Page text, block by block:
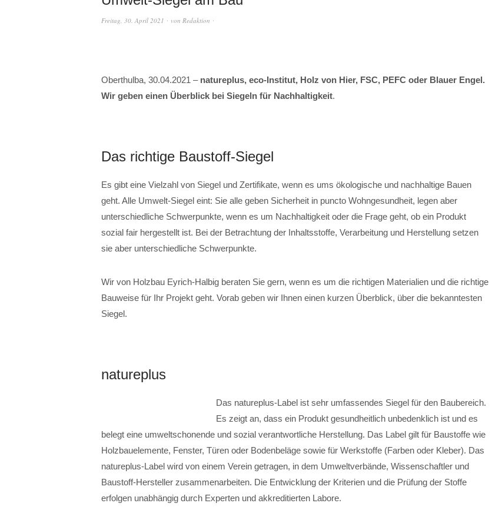
Freitag, 30. April 2021 von Redaktion
Oberthulba, 30.04.2021 – natureplus, eco-Institut, Holz von Hier, FSC, PEFC oder Blauer Engel.
Wir geben einen Überblick bei Siegeln für Nachhaltigkeit.
Das richtige Baustoff-Siegel
Es gibt eine Vielzahl von Siegel und Zertifikate, wenn es ums ökologische und nachhaltige Bauen
geht. Alle Umwelt-Siegel eint: Sie alle geben Sicherheit in puncto Wohngesundheit, legen aber
unterschiedliche Schwerpunkte, wenn es um Nachhaltigkeit oder die Frage geht, ob ein Produkt
sozial fair hergestellt ist. Bei der Betrachtung der Inhaltsstoffe, Verarbeitung und Herstellung setzen
sie aber unterschiedliche Schwerpunkte.
Wir von Holzbau Eyrich-Halbig beraten Sie gern, wenn es um die richtigen Materialien und die richtige
Bauweise für Ihr Projekt geht. Vorab geben wir Ihnen einen kurzen Überblick, über die bekanntesten
Siegel.
natureplus
Das natureplus-Label ist sehr umfassendes Siegel für den Baubereich.
Es zeigt an, dass ein Produkt gesundheitlich unbedenklich ist und es
belegt eine umweltschonende und sozial verantwortliche Herstellung. Das Label gilt für Baustoffe wie
Holzbauelemente, Fenster, Türen oder Bodenbeläge sowie für Werkstoffe (Farben oder Kleber). Das
natureplus-Label wird von einem Verein getragen, in dem Umweltverbände, Wissenschaftler und
Baustoff-Hersteller zusammenarbeiten. Die Entwicklung der Kriterien und die Prüfung der Stoffe
erfolgen unabhängig durch Experten und akkreditierten Labore.